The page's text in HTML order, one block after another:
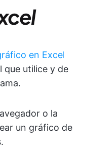
en Excel
que utilice y de
o la
un gráfico de